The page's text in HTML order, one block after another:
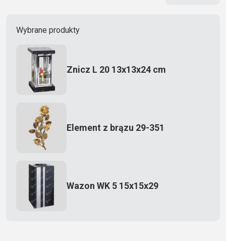
Wybrane produkty
Znicz L 20 13x13x24 cm
Element z brązu 29-351
Wazon WK 5 15x15x29